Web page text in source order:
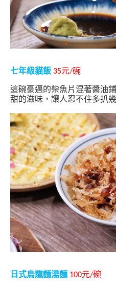
七年級貓飯 35元/碗
這碗豪邁的柴魚片混著醬油
甜的滋味，讓人忍不住多扒
日式烏龍麵湯麵 100元/碗